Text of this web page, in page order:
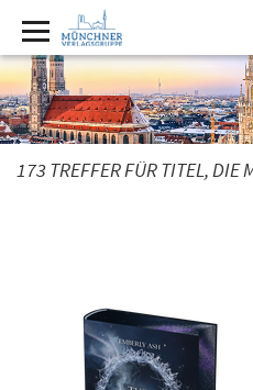
173 TREFFER FÜR TITEL, DIE